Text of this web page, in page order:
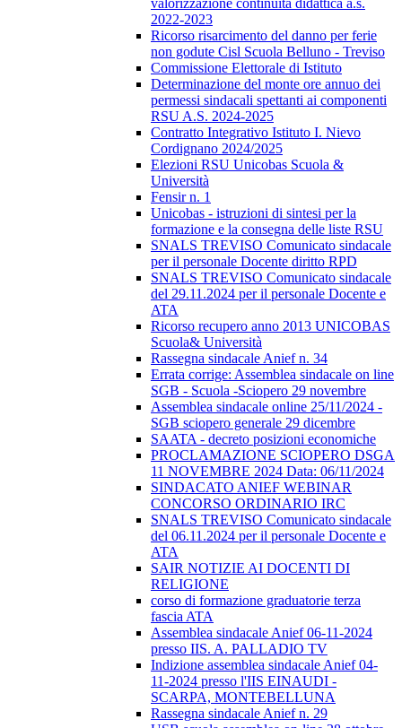
valorizzazione continuità didattica a.s.
2022-2023
Ricorso risarcimento del danno per ferie
non godute Cisl Scuola Belluno - Treviso
Commissione Elettorale di Istituto
Determinazione del monte ore annuo dei
permessi sindacali spettanti ai componenti
RSU A.S. 2024-2025
Contratto Integrativo Istituto I. Nievo
Cordignano 2024/2025
Elezioni RSU Unicobas Scuola &
Università
Fensir n. 1
Unicobas - istruzioni di sintesi per la
formazione e la consegna delle liste RSU
SNALS TREVISO Comunicato sindacale
per il personale Docente diritto RPD
SNALS TREVISO Comunicato sindacale
del 29.11.2024 per il personale Docente e
ATA
Ricorso recupero anno 2013 UNICOBAS
Scuola& Università
Rassegna sindacale Anief n. 34
Errata corrige: Assemblea sindacale on line
SGB - Scuola -Sciopero 29 novembre
Assemblea sindacale online 25/11/2024 -
SGB sciopero generale 29 dicembre
SAATA - decreto posizioni economiche
PROCLAMAZIONE SCIOPERO DSGA
11 NOVEMBRE 2024 Data: 06/11/2024
SINDACATO ANIEF WEBINAR
CONCORSO ORDINARIO IRC
SNALS TREVISO Comunicato sindacale
del 06.11.2024 per il personale Docente e
ATA
SAIR NOTIZIE AI DOCENTI DI
RELIGIONE
corso di formazione graduatorie terza
fascia ATA
Assemblea sindacale Anief 06-11-2024
presso IIS. A. PALLADIO TV
Indizione assemblea sindacale Anief 04-
11-2024 presso l'IIS EINAUDI -
SCARPA, MONTEBELLUNA
Rassegna sindacale Anief n. 29